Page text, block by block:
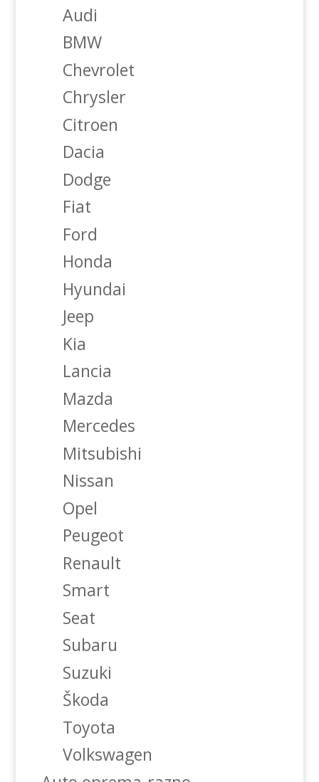
Audi
BMW
Chevrolet
Chrysler
Citroen
Dacia
Dodge
Fiat
Ford
Honda
Hyundai
Jeep
Kia
Lancia
Mazda
Mercedes
Mitsubishi
Nissan
Opel
Peugeot
Renault
Smart
Seat
Subaru
Suzuki
Škoda
Toyota
Volkswagen